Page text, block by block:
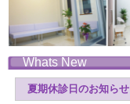
Whats New
夏期休診日のお知らせ